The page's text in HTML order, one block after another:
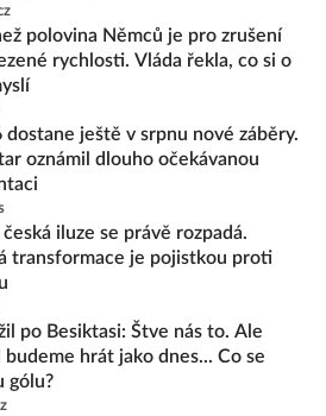
polovina Němců je pro zrušení
rychlosti. Vláda řekla, co si o
dostane ještě v srpnu nové záběry.
oznámil dlouho očekávanou
iluze se právě rozpadá.
transformace je pojistkou proti
po Besiktasi: Štve nás to. Ale
budeme hrát jako dnes... Co se
gólu?